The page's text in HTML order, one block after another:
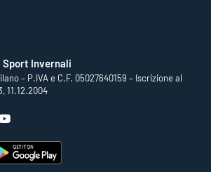
Sport Invernali
– P.IVA e C.F. 05027640159 – Iscrizione al
11.12.2004